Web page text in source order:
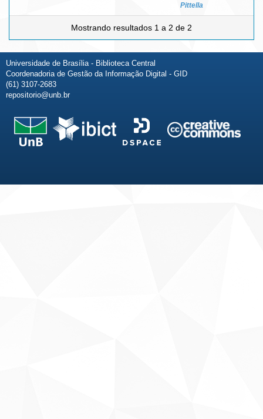
Pittella
Mostrando resultados 1 a 2 de 2
Universidade de Brasília - Biblioteca Central
Coordenadoria de Gestão da Informação Digital - GID
(61) 3107-2683
repositorio@unb.br